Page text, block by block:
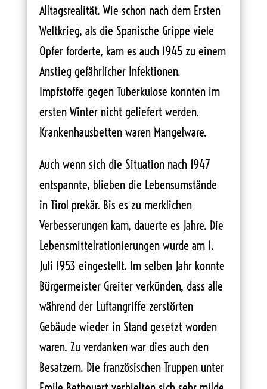
Alltagsrealität. Wie schon nach dem Ersten
Weltkrieg, als die Spanische Grippe viele
Opfer forderte, kam es auch 1945 zu einem
Anstieg gefährlicher Infektionen.
Impfstoffe gegen Tuberkulose konnten im
ersten Winter nicht geliefert werden.
Krankenhausbetten waren Mangelware.
Auch wenn sich die Situation nach 1947
entspannte, blieben die Lebensumstände
in Tirol prekär. Bis es zu merklichen
Verbesserungen kam, dauerte es Jahre. Die
Lebensmittelrationierungen wurde am 1.
Juli 1953 eingestellt. Im selben Jahr konnte
Bürgermeister Greiter verkünden, dass alle
während der Luftangriffe zerstörten
Gebäude wieder in Stand gesetzt worden
waren. Zu verdanken war dies auch den
Besatzern. Die französischen Truppen unter